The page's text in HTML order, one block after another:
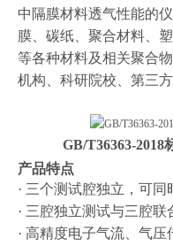
中隔膜材料透气性能的
膜、碳纸、聚合材料、
等各种材料及相关聚合
机构、科研院校、第三
GB/T36363-2018
产品特点
· 三个测试腔独立，可
· 三腔独立测试与三腔
· 高精度电子气流、气压